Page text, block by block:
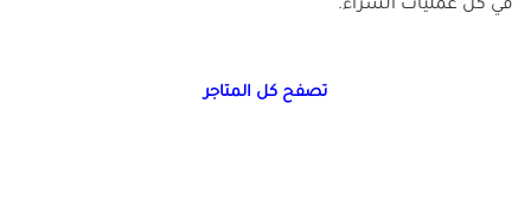
في كل عمليات الشراء.
تصفح كل المتاجر